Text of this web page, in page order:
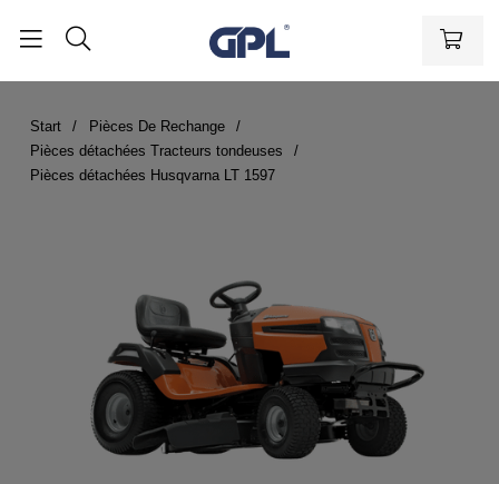
Start
Pièces De Rechange
Pièces détachées Tracteurs tondeuses
Pièces détachées Husqvarna LT 1597